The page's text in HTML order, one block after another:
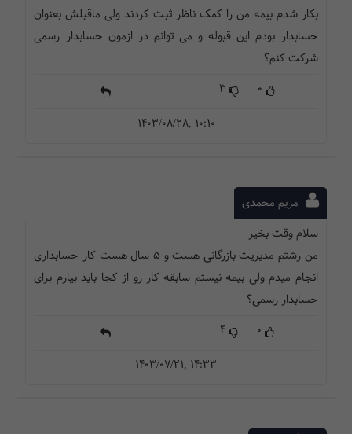
بکار شدم بیمه من را کمک ناظر ثبت کردند ولی ماقبلش بعنوان
حسابدار بودم این قبوله و می توانم در ازمون حسابدار رسمی
شرکت کنم؟
1403/08/28, 10:10
مریم محمدی
سلام وقت بخیر
من رشتم مدیریت بازرگانی هست و ۵ سال هست کار حسابداری
انجام میدم ولی بیمه نیستم سابقه کار رو از کجا باید بیارم برای
حسابدار رسمی؟
4
1403/07/21, 14:33